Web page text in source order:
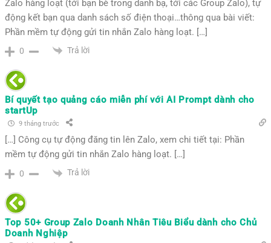
Zalo hàng loạt (tới bạn bè trong danh bạ, tới các Group Zalo), tự
động kết bạn qua danh sách số điện thoại…thông qua bài viết:
Phần mềm tự động gửi tin nhắn Zalo hàng loạt. […]
0 Trả lời
Bí quyết tạo quảng cáo miễn phí với AI Prompt dành cho
startUp
9 tháng trước
[…] Công cụ tự động đăng tin lên Zalo, xem chi tiết tại: Phần
mềm tự động gửi tin nhắn Zalo hàng loạt. […]
0 Trả lời
Top 50+ Group Zalo Doanh Nhân Tiêu Biểu dành cho Chủ
Doanh Nghiệp